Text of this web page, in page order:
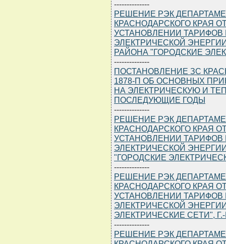
--------------
РЕШЕНИЕ РЭК
КРАСНОДАРСКОГО КРАЯ ОТ
УСТАНОВЛЕНИИ ТАРИФОВ
ЭЛЕКТРИЧЕСКОЙ
РАЙОНА "ГОРОДСКИЕ
--------------
ПОСТАНОВЛЕНИЕ ЗС
1878-П ОБ ОСНОВНЫХ
НА ЭЛЕКТРИЧЕСКУЮ И
ПОСЛЕДУЮЩИЕ ГОДЫ
--------------
РЕШЕНИЕ РЭК
КРАСНОДАРСКОГО КРАЯ ОТ
УСТАНОВЛЕНИИ ТАРИФОВ
ЭЛЕКТРИЧЕСКОЙ
"ГОРОДСКИЕ
--------------
РЕШЕНИЕ РЭК
КРАСНОДАРСКОГО КРАЯ ОТ
УСТАНОВЛЕНИИ ТАРИФОВ
ЭЛЕКТРИЧЕСКОЙ
ЭЛЕКТРИЧЕСКИЕ СЕТИ",
--------------
РЕШЕНИЕ РЭК